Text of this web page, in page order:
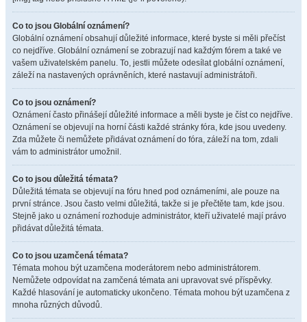
Co to jsou Globální oznámení?
Globální oznámení obsahují důležité informace, které byste si měli přečíst
co nejdříve. Globální oznámení se zobrazují nad každým fórem a také ve
vašem uživatelském panelu. To, jestli můžete odesílat globální oznámení,
záleží na nastavených oprávněních, které nastavují administrátoři.
Co to jsou oznámení?
Oznámení často přinášejí důležité informace a měli byste je číst co nejdříve.
Oznámení se objevují na horní části každé stránky fóra, kde jsou uvedeny.
Zda můžete či nemůžete přidávat oznámení do fóra, záleží na tom, zdali
vám to administrátor umožnil.
Co to jsou důležitá témata?
Důležitá témata se objevují na fóru hned pod oznámeními, ale pouze na
první stránce. Jsou často velmi důležitá, takže si je přečtěte tam, kde jsou.
Stejně jako u oznámení rozhoduje administrátor, kteří uživatelé mají právo
přidávat důležitá témata.
Co to jsou uzamčená témata?
Témata mohou být uzamčena moderátorem nebo administrátorem.
Nemůžete odpovídat na zamčená témata ani upravovat své příspěvky.
Každé hlasování je automaticky ukončeno. Témata mohou být uzamčena z
mnoha různých důvodů.